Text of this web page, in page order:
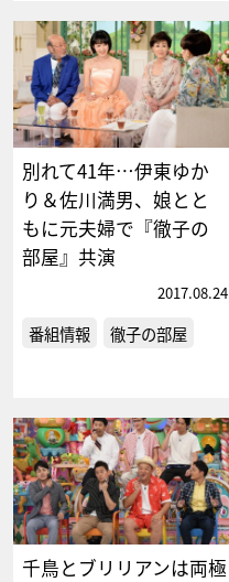
別れて41年…伊東ゆか
り＆佐川満男、娘とと
もに元夫婦で『徹子の
部屋』共演
2017.08.24
番組情報 徹子の部屋
千鳥とブリリアンは両極